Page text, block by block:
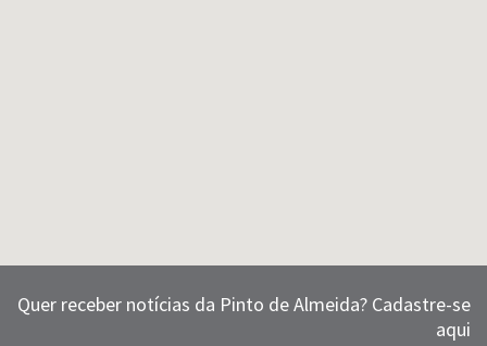
Quer receber notícias da Pinto de Almeida? Cadastre-se
aqui